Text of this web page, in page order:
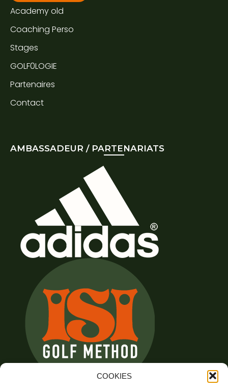
COOKIES
Academy old
Coaching Perso
Stages
GOLF0LOGIE
Partenaires
Contact
AMBASSADEUR / PARTENARIATS